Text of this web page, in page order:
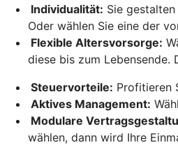
Individualität: Sie
Oder wählen Sie eine der
Flexible Altersvorsorge:
diese bis zum Lebensende.
Steuervorteile: Profitieren
Aktives Management:
Modulare
wählen, dann wird Ihre